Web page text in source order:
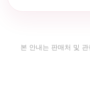
본 안내는 판매처 및